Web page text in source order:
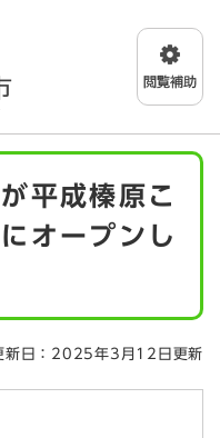
本文へ
平成榛原こ
オープンし
新日：2025年3月12日更新